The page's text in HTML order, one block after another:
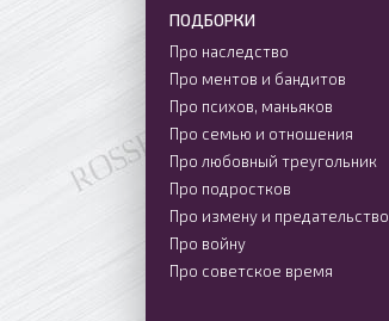
ПОДБОРКИ
Про наследство
Про ментов и бандитов
Про психов, маньяков
Про семью и отношения
Про любовный треугольник
Про подростков
Про измену и предательство
Про войну
Про советское время